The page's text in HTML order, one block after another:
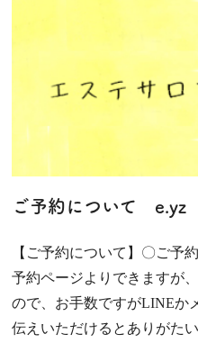
ご予約について e.yz
【ご予約について】〇ご予
予約ページよりできますが
ので、お手数ですがLINEか
伝えいただけるとありがた